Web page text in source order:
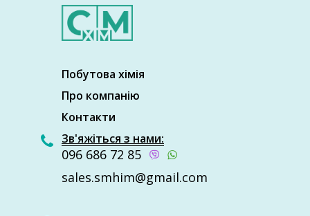
Побутова хімія
Про компанію
Контакти
Зв'яжіться з нами:
096 686 72 85
sales.smhim@gmail.com